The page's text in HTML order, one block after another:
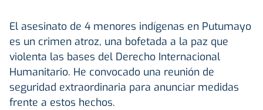
El asesinato de 4 menores indígenas en Putumayo
es un crimen atroz, una bofetada a la paz que
violenta las bases del Derecho Internacional
Humanitario. He convocado una reunión de
seguridad extraordinaria para anunciar medidas
frente a estos hechos.